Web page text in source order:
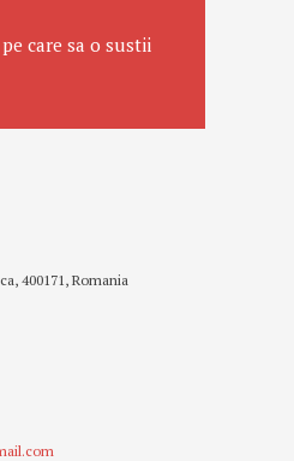
care sa o sustii
400171, Romania